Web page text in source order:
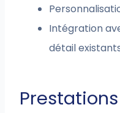
Intégration
détail